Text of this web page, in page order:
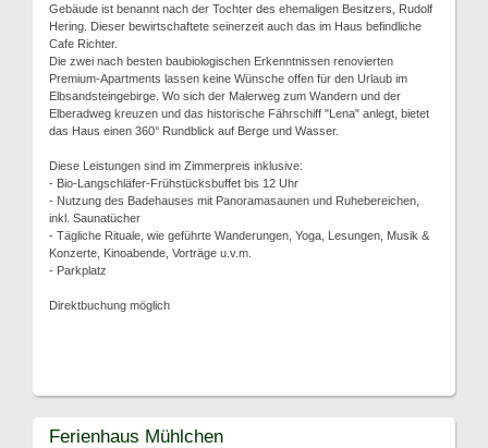
Gebäude ist benannt nach der Tochter des ehemaligen Besitzers, Rudolf
Hering. Dieser bewirtschaftete seinerzeit auch das im Haus befindliche
Cafe Richter.
Die zwei nach besten baubiologischen Erkenntnissen renovierten
Premium-Apartments lassen keine Wünsche offen für den Urlaub im
Elbsandsteingebirge. Wo sich der Malerweg zum Wandern und der
Elberadweg kreuzen und das historische Fährschiff "Lena" anlegt, bietet
das Haus einen 360° Rundblick auf Berge und Wasser.
Diese Leistungen sind im Zimmerpreis inklusive:
- Bio-Langschläfer-Frühstücksbuffet bis 12 Uhr
- Nutzung des Badehauses mit Panoramasaunen und Ruhebereichen,
inkl. Saunatücher
- Tägliche Rituale, wie geführte Wanderungen, Yoga, Lesungen, Musik &
Konzerte, Kinoabende, Vorträge u.v.m.
- Parkplatz
Direktbuchung möglich
Ferienhaus Mühlchen